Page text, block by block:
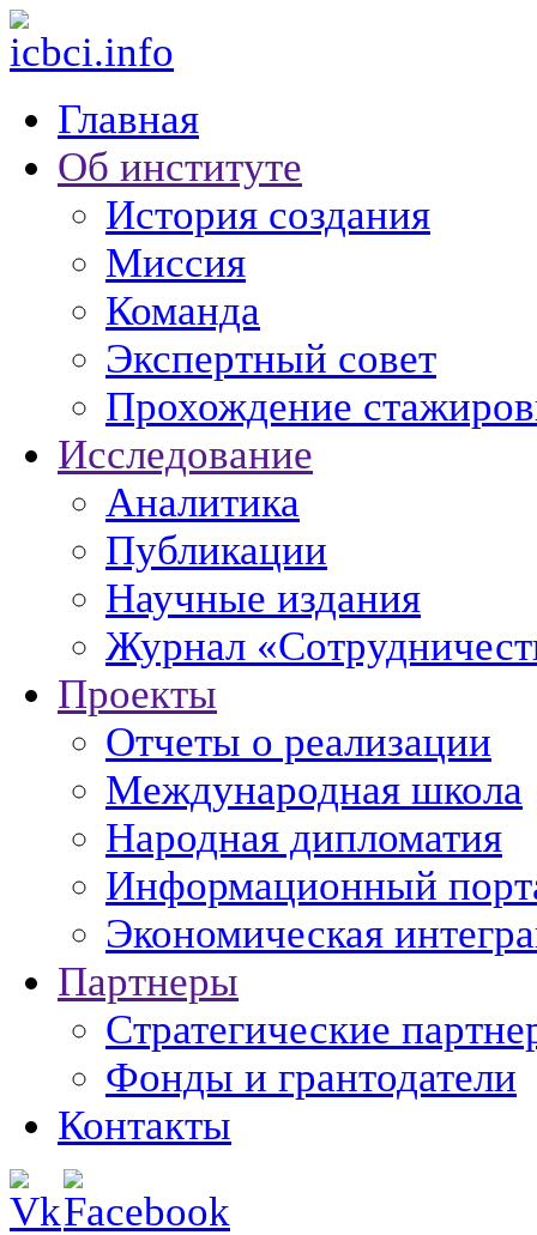
Главная
Об институте
История создания
Миссия
Команда
Экспертный совет
Прохождение
Исследование
Аналитика
Публикации
Научные издания
Журнал
Проекты
Отчеты о реализации
Международная школа
Народная дипломатия
Информационный
Экономическая
Партнеры
Стратегические
Фонды и грантодатели
Контакты